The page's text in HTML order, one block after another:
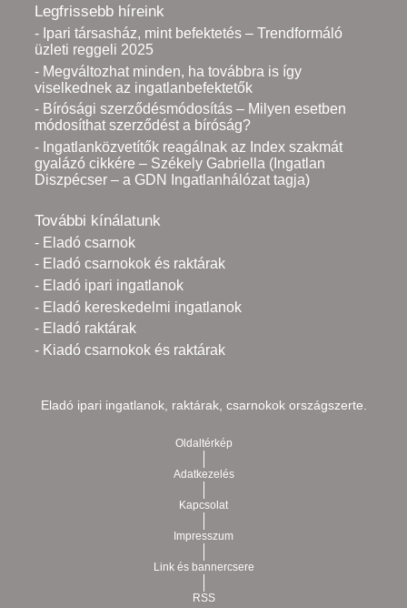
Legfrissebb híreink
- Ipari társasház, mint befektetés – Trendformáló
üzleti reggeli 2025
- Megváltozhat minden, ha továbbra is így
viselkednek az ingatlanbefektetők
- Bírósági szerződésmódosítás – Milyen esetben
módosíthat szerződést a bíróság?
- Ingatlanközvetítők reagálnak az Index szakmát
gyalázó cikkére – Székely Gabriella (Ingatlan
Diszpécser – a GDN Ingatlanhálózat tagja)
További kínálatunk
- Eladó csarnok
- Eladó csarnokok és raktárak
- Eladó ipari ingatlanok
- Eladó kereskedelmi ingatlanok
- Eladó raktárak
- Kiadó csarnokok és raktárak
Eladó ipari ingatlanok, raktárak, csarnokok országszerte.
Oldaltérkép
Adatkezelés
Kapcsolat
Impresszum
Link és bannercsere
RSS